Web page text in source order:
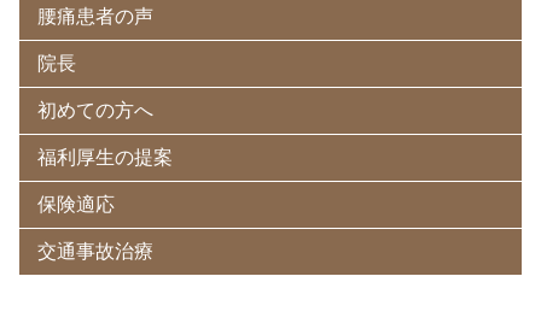
腰痛患者の声
院長
初めての方へ
福利厚生の提案
保険適応
交通事故治療